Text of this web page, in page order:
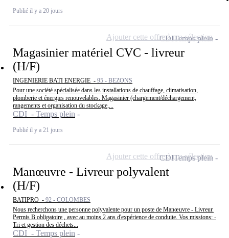
Publié il y a 20 jours
Magasinier matériel CVC - livreur
(H/F)
INGENIERIE BATI ENERGIE - 95 - BEZONS
Pour une société spécialisée dans les installations de chauffage, climatisation,
plomberie et énergies renouvelables. Magasinier (chargement/déchargement,
rangements et organisation du stockage,...
CDI - Temps plein
Publié il y a 21 jours
CDITemps plein
Ajouter cette offre à ma sélection
Manœuvre - Livreur polyvalent
(H/F)
BATIPRO - 92 - COLOMBES
Nous recherchons une personne polyvalente pour un poste de Manœuvre - Livreur.
Permis B obligatoire , avec au moins 2 ans d'expérience de conduite. Vos missions: -
Tri et gestion des déchets...
CDI - Temps plein
CDITemps plein
Ajouter cette offre à ma sélection